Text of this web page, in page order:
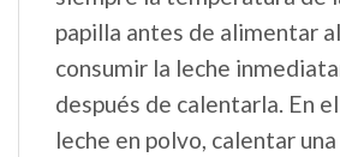
papilla antes de alimentar
consumir la leche
después de calentarla. En
leche en polvo, calentar